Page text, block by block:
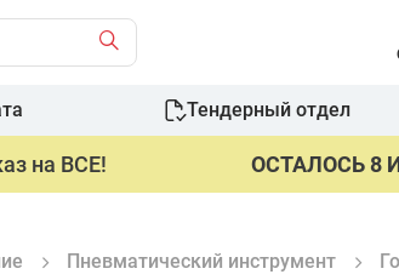
Тендерный отдел
на ВСЕ! ОСТАЛОСЬ 8
Пневматический инструмент